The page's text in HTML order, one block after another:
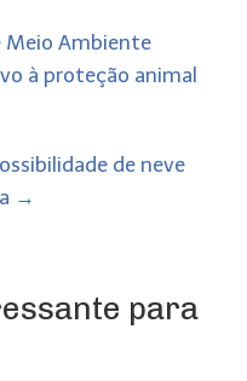
Meio Ambiente
à proteção animal
de neve
→
para